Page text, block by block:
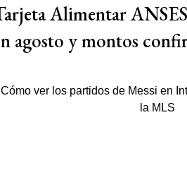
Alimentar
agosto y montos